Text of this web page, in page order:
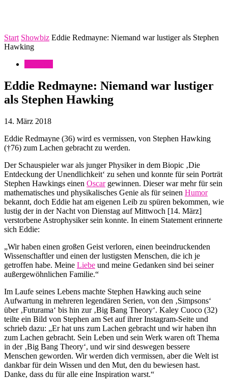
Start Showbiz Eddie Redmayne: Niemand war lustiger als Stephen
Hawking
Eddie Redmayne: Niemand war lustiger
als Stephen Hawking
14. März 2018
Eddie Redmayne (36) wird es vermissen, von Stephen Hawking
(†76) zum Lachen gebracht zu werden.
Der Schauspieler war als junger Physiker in dem Biopic ‚Die
Entdeckung der Unendlichkeit‘ zu sehen und konnte für sein Porträt
Stephen Hawkings einen Oscargewinnen. Dieser war mehr für sein
mathematisches und physikalisches Genie als für seinen Humor
bekannt, doch Eddie hat am eigenen Leib zu spüren bekommen, wie
lustig der in der Nacht von Dienstag auf Mittwoch [14. März]
verstorbene Astrophysiker sein konnte. In einem Statement erinnerte
sich Eddie:
„Wir haben einen großen Geist verloren, einen beeindruckenden
Wissenschaftler und einen der lustigsten Menschen, die ich je
getroffen habe. Meine Liebe und meine Gedanken sind bei seiner
außergewöhnlichen Familie.“
Im Laufe seines Lebens machte Stephen Hawking auch seine
Aufwartung in mehreren legendären Serien, von den ‚Simpsons‘
über ‚Futurama‘ bis hin zur ‚Big Bang Theory‘. Kaley Cuoco (32)
teilte ein Bild von Stephen am Set auf ihrer Instagram-Seite und
schrieb dazu: „Er hat uns zum Lachen gebracht und wir haben ihn
zum Lachen gebracht. Sein Leben und sein Werk waren oft Thema
in der ‚Big Bang Theory‘, und wir sind deswegen bessere
Menschen geworden. Wir werden dich vermissen, aber die Welt ist
dankbar für dein Wissen und den Mut, den du bewiesen hast.
Danke, dass du für alle eine Inspiration warst.“